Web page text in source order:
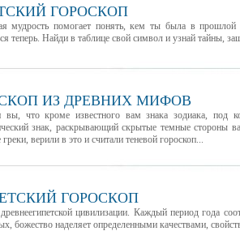
ГОРОСКОП
мудрость помогает понять, кем ты была в
теперь. Найди в таблице свой символ и узнай тайны,
ИЗ ДРЕВНИХ МИФОВ
вы, что кроме известного вам знака зодиака, под
знак, раскрывающий скрытые темные стороны
верили в это и считали теневой гороскоп...
ГОРОСКОП
цивилизации. Каждый период года
божество наделяет определенными качествами,